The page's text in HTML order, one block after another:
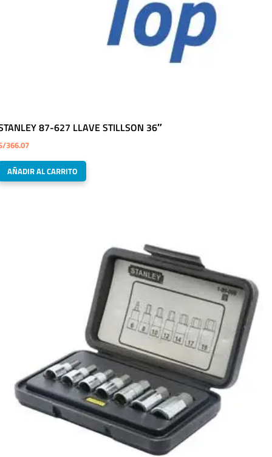
87-627 LLAVE STILLSON 36″
366.07
AÑADIR AL CARRITO